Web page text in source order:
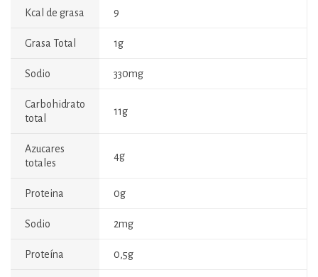
Kcal de grasa 9
Grasa Total 1g
Sodio 330mg
Carbohidrato
total
11g
Azucares
totales
4g
Proteina 0g
Sodio 2mg
Proteína 0,5g